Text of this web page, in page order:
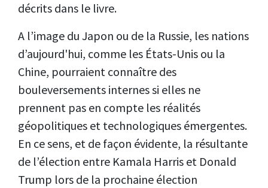
décrits dans le livre.
A l’image du Japon ou de la Russie, les nations
d’aujourd'hui, comme les États-Unis ou la
Chine, pourraient connaître des
bouleversements internes si elles ne
prennent pas en compte les réalités
géopolitiques et technologiques émergentes.
En ce sens, et de façon évidente, la résultante
de l’élection entre Kamala Harris et Donald
Trump lors de la prochaine élection